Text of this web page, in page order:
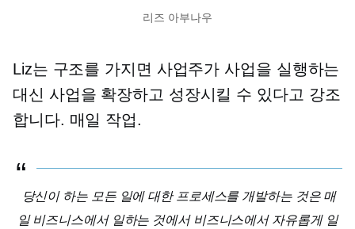
리즈 아부나우
Liz는 구조를 가지면 사업주가 사업을 실행하는
대신 사업을 확장하고 성장시킬 수 있다고 강조
합니다. 매일 작업.
당신이 하는 모든 일에 대한 프로세스를 개발하는 것은 매
일 비즈니스에서 일하는 것에서 비즈니스에서 자유롭게 일